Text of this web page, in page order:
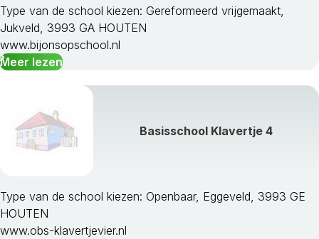
Type van de school kiezen: Gereformeerd vrijgemaakt,
Jukveld, 3993 GA HOUTEN
www.bijonsopschool.nl
Meer lezen
Basisschool Klavertje 4
Type van de school kiezen: Openbaar, Eggeveld, 3993 GE
HOUTEN
www.obs-klavertjevier.nl